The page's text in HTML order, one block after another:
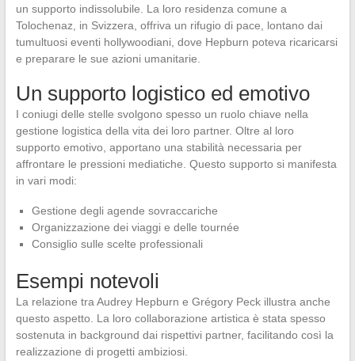
un supporto indissolubile. La loro residenza comune a
Tolochenaz, in Svizzera, offriva un rifugio di pace, lontano dai
tumultuosi eventi hollywoodiani, dove Hepburn poteva ricaricarsi
e preparare le sue azioni umanitarie.
Un supporto logistico ed emotivo
I coniugi delle stelle svolgono spesso un ruolo chiave nella
gestione logistica della vita dei loro partner. Oltre al loro
supporto emotivo, apportano una stabilità necessaria per
affrontare le pressioni mediatiche. Questo supporto si manifesta
in vari modi:
Gestione degli agende sovraccariche
Organizzazione dei viaggi e delle tournée
Consiglio sulle scelte professionali
Esempi notevoli
La relazione tra Audrey Hepburn e Grégory Peck illustra anche
questo aspetto. La loro collaborazione artistica è stata spesso
sostenuta in background dai rispettivi partner, facilitando così la
realizzazione di progetti ambiziosi.